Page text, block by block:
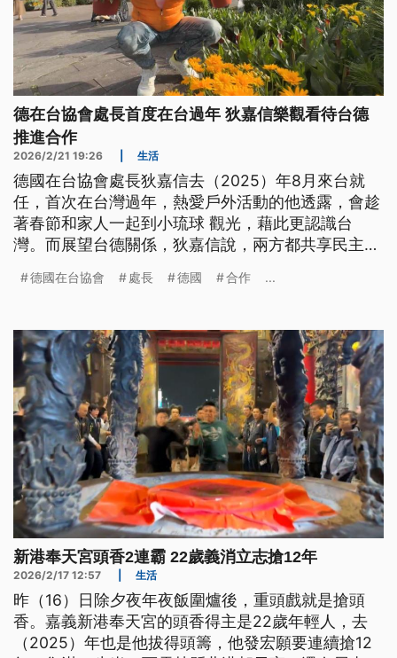
德在台協會處長首度在台過年 狄嘉信樂觀看待台德
推進合作
2026/2/21 19:26 生活
德國在台協會處長狄嘉信去（2025）年8月來台就
任，首次在台灣過年，熱愛戶外活動的他透露，會趁
著春節和家人一起到小琉球 觀光，藉此更認識台
灣。而展望台德關係，狄嘉信說，兩方都共享民主自
德國在台協會 處長 德國 合作 ...
新港奉天宮頭香2連霸 22歲義消立志搶12年
2026/2/17 12:57 生活
昨（16）日除夕夜年夜飯圍爐後，重頭戲就是搶頭
香。嘉義新港奉天宮的頭香得主是22歲年輕人，去
（2025）年也是他拔得頭籌，他發宏願要連續搶12